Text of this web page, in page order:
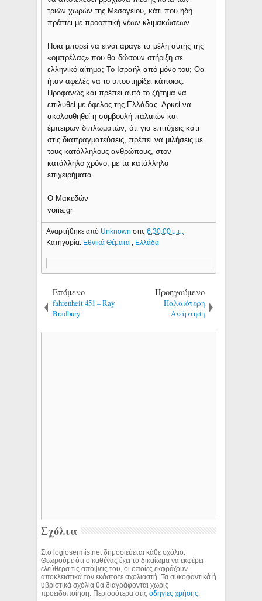
τριών χωρών της Μεσογείου, κάτι που ήδη
πράττει με προοπτική νέων κλιμακώσεων.
Ποια μπορεί να είναι άραγε τα μέλη αυτής της
«ομπρέλας» που θα δώσουν στήριξη σε
ελληνικό αίτημα; Το Ισραήλ από μόνο του; Θα
ήταν αφελές να το υποστηρίξει κάποιος.
Προφανώς και πρέπει αυτό το ζήτημα να
επιλυθεί με όφελος της Ελλάδας. Αρκεί να
ακολουθηθεί η συμβουλή παλαιών και
έμπειρων διπλωματών, ότι για επιτύχεις κάτι
στις διαπραγματεύσεις, πρέπει να μιλήσεις με
τους κατάλληλους ανθρώπους, στον
κατάλληλο χρόνο, με τα κατάλληλα
επιχειρήματα.
Ο Μακεδών
voria.gr
Αναρτήθηκε από Unknownστις6:30:00 μ.μ.
Κατηγορία: Εθνικά Θέματα , Ελλάδα
Επόμενο
fahrenheit 451 – Ray
Bradbury
Προηγούμενο
Παλαιότερη
Ανάρτηση
Σχόλια
Στο logiosermis.net δημοσιεύεται κάθε σχόλιο.
Θεωρούμε ότι ο καθένας έχει το δικαίωμα να εκφέρει
ελεύθερα τις απόψεις του, οι οποίες εκφράζουν
αποκλειστικά τον εκάστοτε σχολιαστή. Τα συκοφαντικά ή
υβριστικά σχόλια θα διαγράφονται χωρίς
προειδοποίηση. Περισσότερα στιςοδηγίες χρήσης.